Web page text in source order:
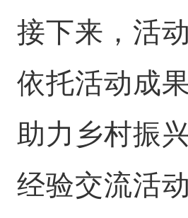
接下来，活
依托活动成
助力乡村振
经验交流活